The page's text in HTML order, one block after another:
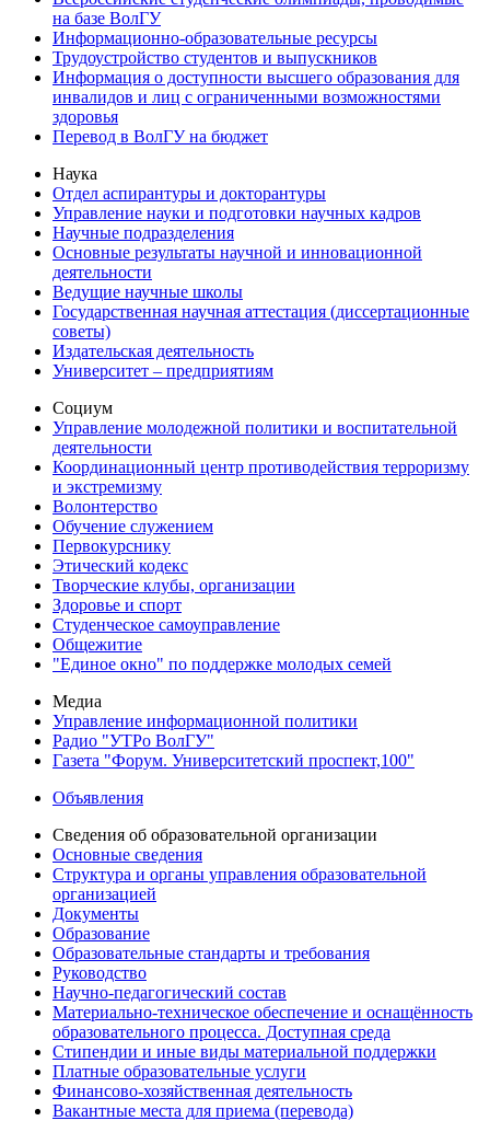
на базе ВолГУ
Информационно-образовательные ресурсы
Трудоустройство студентов и выпускников
Информация о доступности высшего образования для
инвалидов и лиц с ограниченными возможностями
здоровья
Перевод в ВолГУ на бюджет
Наука
Отдел аспирантуры и докторантуры
Управление науки и подготовки научных кадров
Научные подразделения
Основные результаты научной и инновационной
деятельности
Ведущие научные школы
Государственная научная аттестация (диссертационные
советы)
Издательская деятельность
Университет – предприятиям
Социум
Управление молодежной политики и воспитательной
деятельности
Координационный центр противодействия терроризму
и экстремизму
Волонтерство
Обучение служением
Первокурснику
Этический кодекс
Творческие клубы, организации
Здоровье и спорт
Студенческое самоуправление
Общежитие
"Единое окно" по поддержке молодых семей
Медиа
Управление информационной политики
Радио "УТРо ВолГУ"
Газета "Форум. Университетский проспект,100"
Объявления
Сведения об образовательной организации
Основные сведения
Структура и органы управления образовательной
организацией
Документы
Образование
Образовательные стандарты и требования
Руководство
Научно-педагогический состав
Материально-техническое обеспечение и оснащённость
образовательного процесса. Доступная среда
Стипендии и иные виды материальной поддержки
Платные образовательные услуги
Финансово-хозяйственная деятельность
Вакантные места для приема (перевода)